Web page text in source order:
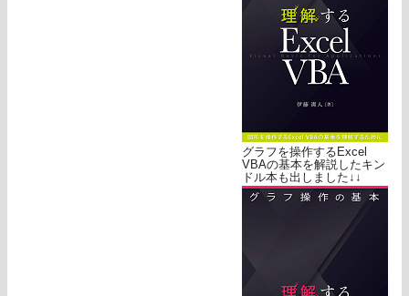
グラフを操作するExcel
VBAの基本を解説したキン
ドル本も出しました↓↓